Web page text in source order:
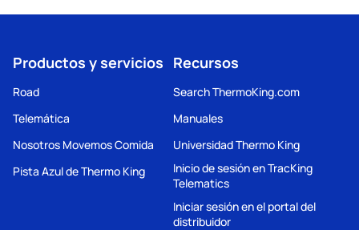
Productos y servicios
Road
Telemática
Nosotros Movemos Comida
Pista Azul de Thermo King
Recursos
Search ThermoKing.com
Manuales
Universidad Thermo King
Inicio de sesión en TracKing
Telematics
Iniciar sesión en el portal del
distribuidor